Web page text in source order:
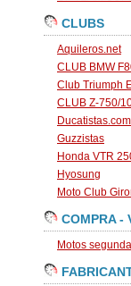
CLUBS
Aquileros.net
CLUB BMW
Club Triumph
CLUB Z-750/
Ducatistas.com
Guzzistas
Honda VTR
Hyosung
Moto Club
COMPRA -
Motos